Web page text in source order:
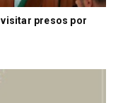
visitar presos por